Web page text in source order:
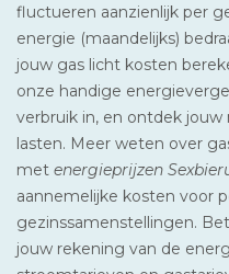
fluctueren aanzienlijk per
energie (maandelijks)
jouw gas licht kosten
onze handige
verbruik in, en ontdek jouw
lasten. Meer weten over
met energieprijzen
aannemelijke kosten voor
gezinssamenstellingen.
jouw rekening van de